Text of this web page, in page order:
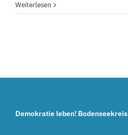
Weiterlesen
Demokratie leben! Bodenseekreis